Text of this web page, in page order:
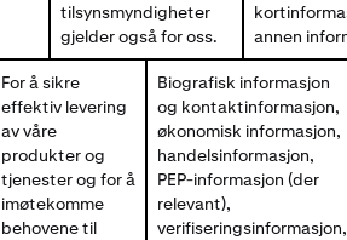
tilsynsmyndigheter
gjelder også for oss.
annen
For å sikre
effektiv levering
av våre
produkter og
tjenester og for å
imøtekomme
behovene til
Biografisk informasjon
og kontaktinformasjon,
økonomisk informasjon,
handelsinformasjon,
PEP-informasjon (der
relevant),
verifiseringsinformasjon,